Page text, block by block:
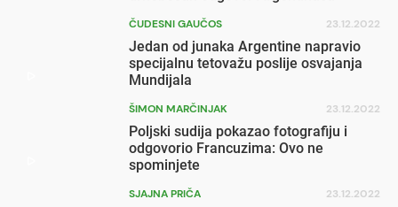
ČUDESNI GAUČOS 23.12.2022
Jedan od junaka Argentine napravio
specijalnu tetovažu poslije osvajanja
Mundijala
ŠIMON MARČINJAK 23.12.2022
Poljski sudija pokazao fotografiju i
odgovorio Francuzima: Ovo ne
spominjete
SJAJNA PRIČA 23.12.2022